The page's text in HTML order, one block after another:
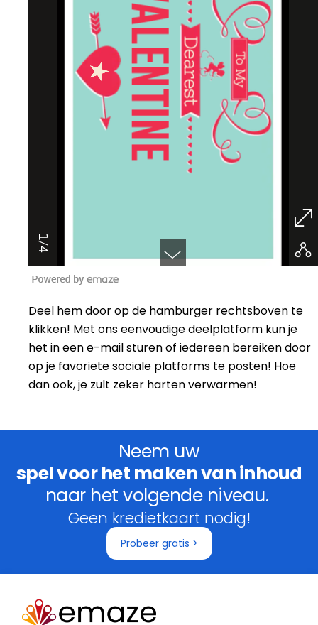
Deel hem door op de hamburger rechtsboven te
klikken! Met ons eenvoudige deelplatform kun je
het in een e-mail sturen of iedereen bereiken door
op je favoriete sociale platforms te posten! Hoe
dan ook, je zult zeker harten verwarmen!
Neem uw
spel voor het maken van inhoud
naar het volgende niveau.
Geen kredietkaart nodig!
Probeer gratis >